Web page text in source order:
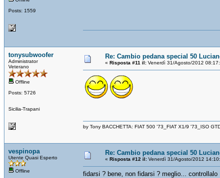
Posts: 1559
tonysubwoofer
Administrator
Veterano
Offline
Posts: 5726
Sicilia-Trapani
Re: Cambio pedana special 50
« Risposta #11 il: Venerdì 31/Agosto/2012
by Tony BACCHETTA: FIAT 500 '73_FIAT X1/9 '73_ISO
vespinopa
Utente Quasi Esperto
Offline
Re: Cambio pedana special 50
« Risposta #12 il: Venerdì 31/Agosto/2012
fidarsi ? bene, non fidarsi ? meglio... controllalo